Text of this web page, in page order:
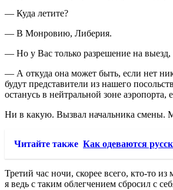
— Куда летите?
— В Монровию, Либерия.
— Но у Вас только разрешение на выезд,
— А откуда она может быть, если нет
будут представители из нашего
останусь в нейтральной зоне
Ни в какую. Вызвал начальника смены.
Читайте также Как одеваются
Третий час ночи, скорее всего, кто-то
я ведь с таким облегчением сбросил с